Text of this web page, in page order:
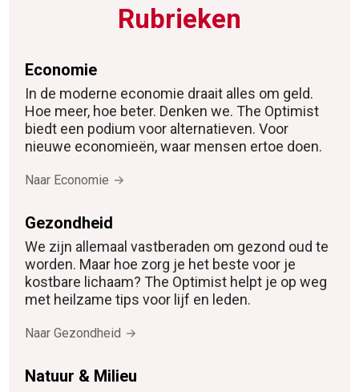
Rubrieken
Economie
In de moderne economie draait alles om geld.
Hoe meer, hoe beter. Denken we. The Optimist
biedt een podium voor alternatieven. Voor
nieuwe economieën, waar mensen ertoe doen.
Naar Economie
Gezondheid
We zijn allemaal vastberaden om gezond oud te
worden. Maar hoe zorg je het beste voor je
kostbare lichaam? The Optimist helpt je op weg
met heilzame tips voor lijf en leden.
Naar Gezondheid
Natuur & Milieu